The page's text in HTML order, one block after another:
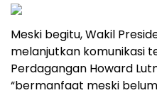
Meski begitu, Wakil
melanjutkan komunikasi
Perdagangan Howard
“bermanfaat meski